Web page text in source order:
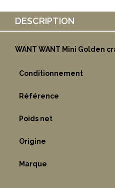
DESCRIPTION
WANT WANT Mini Golden
Conditionnement
Référence
Poids net
Origine
Marque